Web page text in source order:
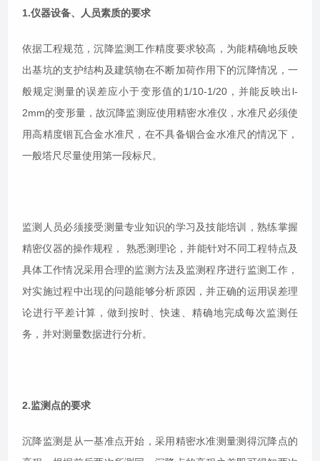
1.仪器设备、人员素质的要求
依据工程规范，沉降监测工作精度要求较高，为能精确地反映
出基坑的支护结构及建筑物在不断加荷作用下的沉降情况，一
般规定测量的误差应小于变形值的1/10-1/20，并能反映出l-
2mm的变形量，故沉降监测应使用精密水准仪，水准尺必须使
用高精度锢瓦合金水准尺，在不具备铟合金水准尺的情况下，
一般塔尺尽量使用第一段标尺。
监测人员必须接受测量专业知识的学习及技能培训，熟练掌握
精密仪器的操作规程， 熟悉测理论，并能针对不同工程特点及
具体工作情况采用合理的监测方法及监测程序进行监测工作，
对实施过程中出现的问题能够分析原因，并正确的运用误差理
论进行平差计算，做到按时、快速、精确地完成每次监测任
务，并对测量数据进行分析。
2.监测点的要求
沉降监测是从一基准点开始，采用精密水准测量测得沉降点的